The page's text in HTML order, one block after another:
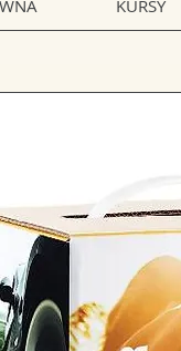
KURSY